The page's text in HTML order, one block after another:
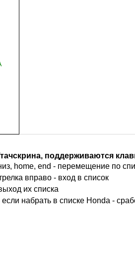
поддерживаются
home, end - перемещение по
вправо - вход в список
их списка
набрать в списке Honda -